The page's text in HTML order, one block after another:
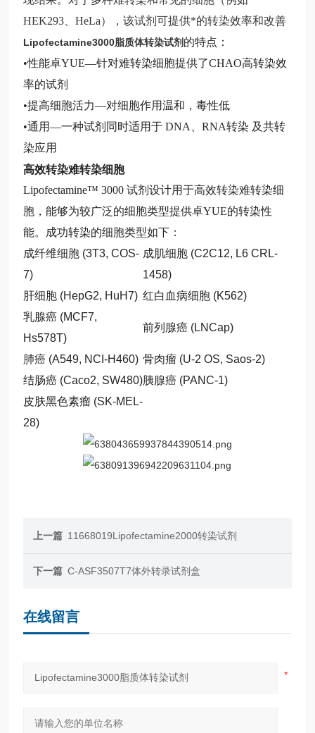
HEK293、HeLa），该试剂可提供*的转染效率和改善
Lipofectamine3000脂质体转染试剂 的特点：
•性能卓YUE—针对难转染细胞提供了CHAO高转染效
率的试剂
•提高细胞活力—对细胞作用温和，毒性低
•通用—一种试剂同时适用于 DNA、RNA转染 及共转
染应用
高效转染难转染细胞
Lipofectamine™ 3000试剂设计用于高效转染难转染细
胞，能够为较广泛的细胞类型提供卓YUE的转染性
能。成功转染的细胞类型如下：
成纤维细胞 (3T3, COS-
7)
成肌细胞 (C2C12, L6 CRL-
1458)
肝细胞 (HepG2, HuH7) 红白血病细胞 (K562)
乳腺癌 (MCF7,
Hs578T)
前列腺癌 (LNCap)
肺癌 (A549, NCI-H460) 骨肉瘤 (U-2 OS, Saos-2)
结肠癌 (Caco2, SW480)胰腺癌 (PANC-1)
皮肤黑色素瘤 (SK-MEL-
28)
上一篇 11668019Lipofectamine2000转染试剂
下一篇 C-ASF3507T7体外转录试剂盒
在线留言